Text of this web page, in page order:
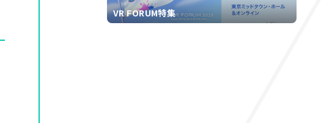
VR FORUM特集